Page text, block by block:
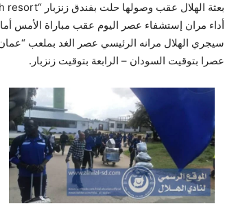
أداء مران إستشفاء عصر اليوم عقب مباراة الأمس
سيجري الهلال مرانه الرئيسي عصر الغد بملعب
عصرا بتوقيت السودان – الرابعة بتوقيت زنزبار.